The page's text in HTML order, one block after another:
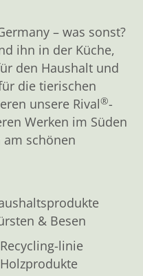
– was sonst?
ihn in der Küche,
den Haushalt und
die tierischen
unsere Rival®-
Werken im Süden
am schönen
& Besen
linie